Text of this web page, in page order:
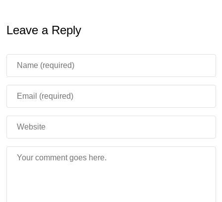
разнообразнее и ценнее.
Продуманная система прогрессии:
с наградами. Специальные сундуки и бочки
помогают в развитии, но не отнимают у геймплея
Leave a Reply